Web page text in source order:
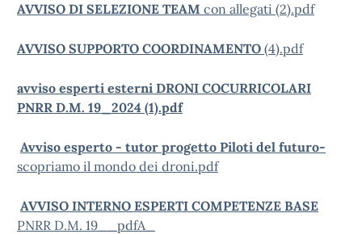
AVVISO DI SELEZIONE TEAM con allegati (2).pdf
AVVISO SUPPORTO COORDINAMENTO (4).pdf
avviso esperti esterni DRONI COCURRICOLARI
PNRR D.M. 19_2024 (1).pdf
Avviso esperto - tutor progetto Piloti del futuro-
scopriamo il mondo dei droni.pdf
AVVISO INTERNO ESPERTI COMPETENZE BASE
PNRR D.M. 19__pdfA_